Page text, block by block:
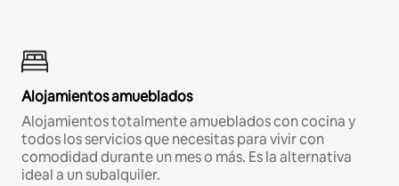
Alojamientos amueblados
Alojamientos totalmente amueblados con cocina y
todos los servicios que necesitas para vivir con
comodidad durante un mes o más. Es la alternativa
ideal a un subalquiler.